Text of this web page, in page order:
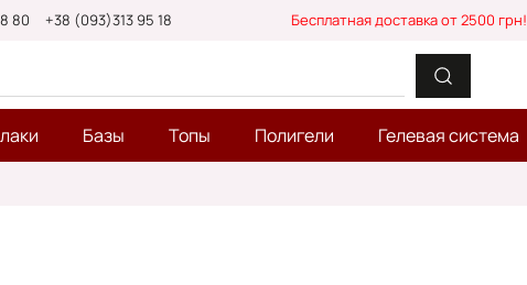
80 +38 (093)313 95 18 Бесплатная доставка от 2500 грн!
Базы Топы Полигели Гелевая система